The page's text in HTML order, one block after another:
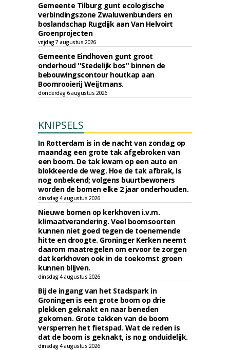
Gemeente Tilburg gunt ecologische
verbindingszone Zwaluwenbunders en
boslandschap Rugdijk aan Van Helvoirt
Groenprojecten
vrijdag 7 augustus 2026
Gemeente Eindhoven gunt groot
onderhoud ''Stedelijk bos'' binnen de
bebouwingscontour houtkap aan
Boomrooierij Weijtmans.
donderdag 6 augustus 2026
KNIPSELS
In Rotterdam is in de nacht van zondag op
maandag een grote tak afgebroken van
een boom. De tak kwam op een auto en
blokkeerde de weg. Hoe de tak afbrak, is
nog onbekend; volgens buurtbewoners
worden de bomen elke 2 jaar onderhouden.
dinsdag 4 augustus 2026
Nieuwe bomen op kerkhoven i.v.m.
klimaatverandering. Veel boomsoorten
kunnen niet goed tegen de toenemende
hitte en droogte. Groninger Kerken neemt
daarom maatregelen om ervoor te zorgen
dat kerkhoven ook in de toekomst groen
kunnen blijven.
dinsdag 4 augustus 2026
Bij de ingang van het Stadspark in
Groningen is een grote boom op drie
plekken geknakt en naar beneden
gekomen. Grote takken van de boom
versperren het fietspad. Wat de reden is
dat de boom is geknakt, is nog onduidelijk.
dinsdag 4 augustus 2026